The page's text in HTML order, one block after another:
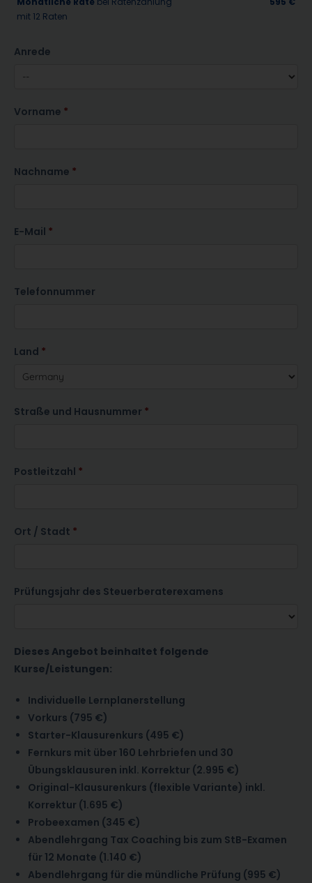
mit 12 Raten
Anrede
Vorname
Nachname
E-Mail
Telefonnummer
Land
Straße und Hausnummer
Postleitzahl
Ort / Stadt
Prüfungsjahr des Steuerberaterexamens
Dieses Angebot beinhaltet folgende
Kurse/Leistungen:
Individuelle Lernplanerstellung
Vorkurs (795 €)
Starter-Klausurenkurs (495 €)
Fernkurs mit über 160 Lehrbriefen und 30
Übungsklausuren inkl. Korrektur (2.995 €)
Original-Klausurenkurs (flexible Variante) inkl.
Korrektur (1.695 €)
Probeexamen (345 €)
Abendlehrgang Tax Coaching bis zum StB-Examen
für 12 Monate (1.140 €)
Abendlehrgang für die mündliche Prüfung (995 €)